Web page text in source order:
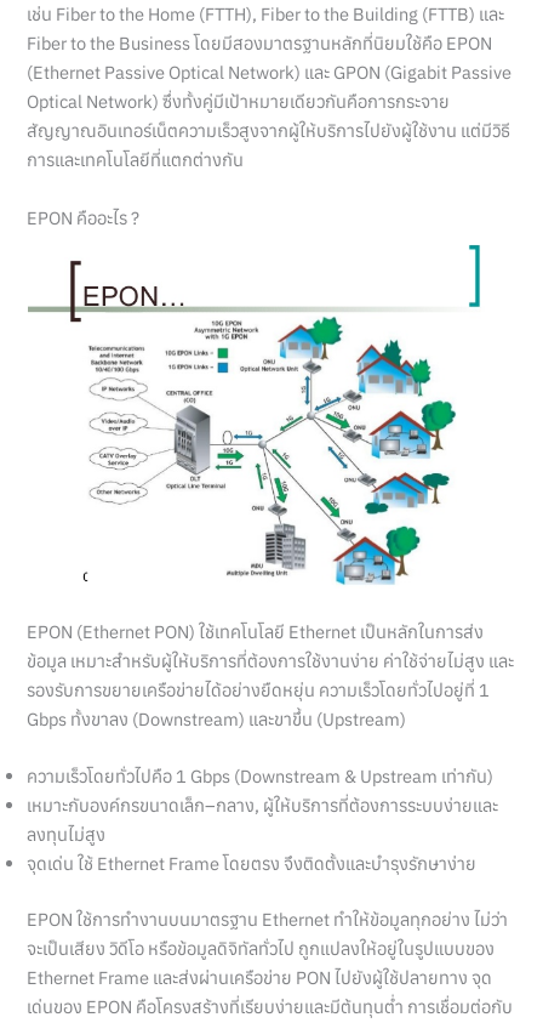
เช่น Fiber to the Home (FTTH), Fiber to the Building (FTTB) และ
Fiber to the Business โดยมีสองมาตรฐานหลักที่นิยมใช้คือ EPON
(Ethernet Passive Optical Network) และ GPON (Gigabit Passive
Optical Network) ซึ่งทั้งคู่มีเป้าหมายเดียวกันคือการกระจาย
สัญญาณอินเทอร์เน็ตความเร็วสูงจากผู้ให้บริการไปยังผู้ใช้งาน แต่มีวิธี
การและเทคโนโลยีที่แตกต่างกัน
EPON คืออะไร ?
EPON (Ethernet PON) ใช้เทคโนโลยี Ethernet เป็นหลักในการส่ง
ข้อมูล เหมาะสำหรับผู้ให้บริการที่ต้องการใช้งานง่าย ค่าใช้จ่ายไม่สูง และ
รองรับการขยายเครือข่ายได้อย่างยืดหยุ่น ความเร็วโดยทั่วไปอยู่ที่ 1
Gbps ทั้งขาลง (Downstream) และขาขึ้น (Upstream)
ความเร็วโดยทั่วไปคือ 1 Gbps (Downstream & Upstream เท่ากัน)
เหมาะกับองค์กรขนาดเล็ก–กลาง, ผู้ให้บริการที่ต้องการระบบง่ายและ
ลงทุนไม่สูง
จุดเด่น ใช้ Ethernet Frame โดยตรง จึงติดตั้งและบำรุงรักษาง่าย
EPON ใช้การทำงานบนมาตรฐาน Ethernet ทำให้ข้อมูลทุกอย่าง ไม่ว่า
จะเป็นเสียง วิดีโอ หรือข้อมูลดิจิทัลทั่วไป ถูกแปลงให้อยู่ในรูปแบบของ
Ethernet Frame และส่งผ่านเครือข่าย PON ไปยังผู้ใช้ปลายทาง จุด
เด่นของ EPON คือโครงสร้างที่เรียบง่ายและมีต้นทุนต่ำ การเชื่อมต่อกับ